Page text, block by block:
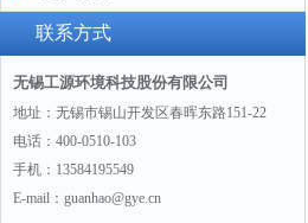
联系方式
无锡工源环境科技股份有限公司
地址：无锡市锡山开发区春晖东路151-22
电话：400-0510-103
手机：13584195549
E-mail：guanhao@gye.cn